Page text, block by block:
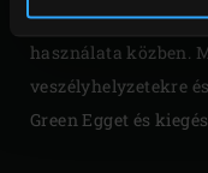
környezete
használata közben.
veszélyhelyzetekre
Green Egget és